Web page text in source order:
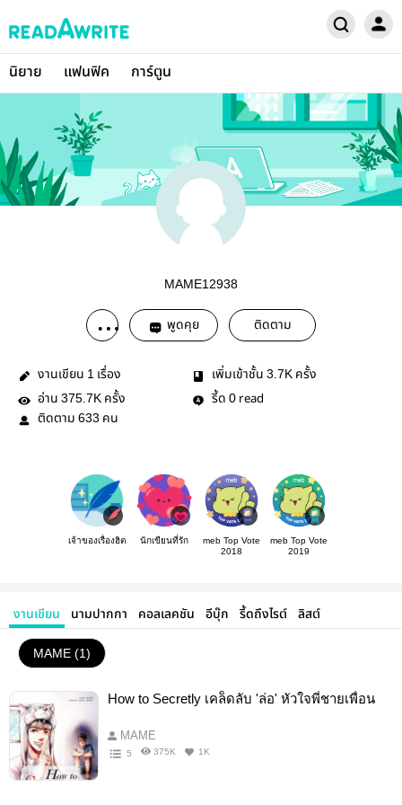
นิยาย แฟนฟิค การ์ตูน
MAME12938
พูดคุย ติดตาม
งานเขียน 1 เรื่อง เพิ่มเข้าชั้น 3.7K ครั้ง
อ่าน 375.7K ครั้ง รี้ด 0 read
ติดตาม 633 คน
เจ้าของเรื่องฮิต นักเขียนที่รัก
meb Top Vote
2018
meb Top Vote
2019
งานเขียน นามปากกา คอลเลคชัน อีบุ๊ก รี้ดถึงไรต์ ลิสต์
MAME (1)
How to Secretly เคล็ดลับ 'ล่อ' หัวใจพี่ชายเพื่อน
MAME
5 375K 1K